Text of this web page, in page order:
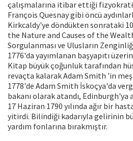
çalışmalarına itibar ettiği
François Quesnay gibi öncü
Kirkcaldy'ye döndükten sonrataki
the Nature and Causes of the
Sorgulanması ve Ulusların
1776'da yayımlanan başyapıtı
Kitap büyük çoğunluk tarafından
revaçta kalarak Adam Smith 'in
1778'de Adam Smith İskoçya'da
bakanı olarak atandı, Edinburgh'ya
17 Haziran 1790 yılında ağır bir
yitirdi. Bilindiği kadarıyla gelirinin
yardım fonlarına bırakmıştır.